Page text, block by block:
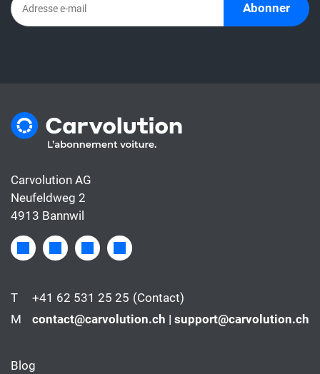
Abonner
Carvolution AG
Neufeldweg 2
4913 Bannwil
T +41 62 531 25 25 (Contact)
M
contact@carvolution.ch | support@carvolution.ch
Blog